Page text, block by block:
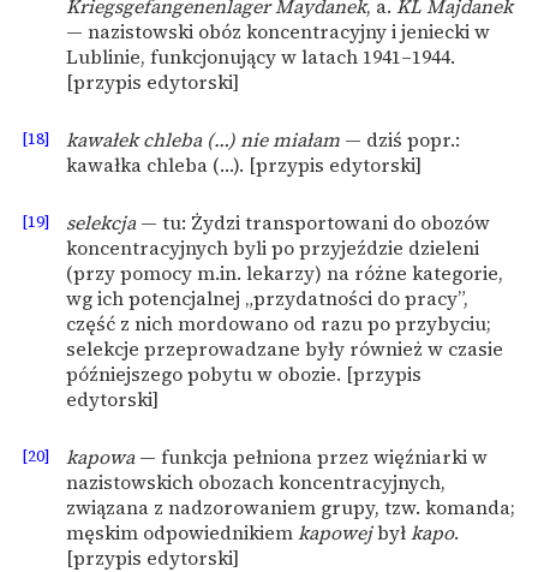
Kriegsgefangenenlager Maydanek, a.KL Majdanek
— nazistowski obóz koncentracyjny i jeniecki w
Lublinie, funkcjonujący w latach 1941–1944.
[przypis edytorski]
[18] kawałek chleba (…) nie miałam — dziś popr.:
kawałka chleba (…). [przypis edytorski]
[19] selekcja— tu: Żydzi transportowani do obozów
koncentracyjnych byli po przyjeździe dzieleni
(przy pomocy m.in. lekarzy) na różne kategorie,
wg ich potencjalnej „przydatności do pracy”,
część z nich mordowano od razu po przybyciu;
selekcje przeprowadzane były również w czasie
późniejszego pobytu w obozie. [przypis
edytorski]
[20] kapowa— funkcja pełniona przez więźniarki w
nazistowskich obozach koncentracyjnych,
związana z nadzorowaniem grupy, tzw. komanda;
męskim odpowiednikiemkapowejbyłkapo.
[przypis edytorski]